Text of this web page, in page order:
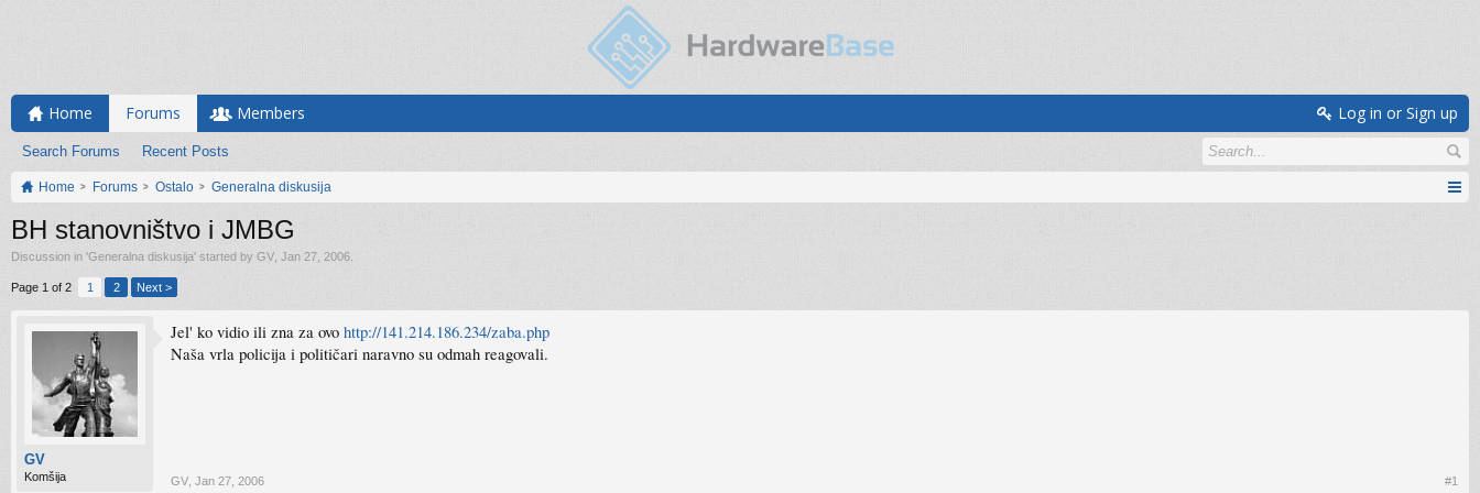
Home Forums
Search Forums Recent Posts
Members Log in or Sign up
Home Forums Ostalo Generalna diskusija
BH stanovništvo i JMBG
Discussion in 'Generalna diskusija' started by GV Jan 27, 2006
Page 1 of 2 1 2 Next >
GV
Komšija
Jel' ko vidio ili zna za ovo http://141.214.186.234/zaba.php
Naša vrla policija i političari naravno su odmah reagovali.
GV Jan 27, 2006 #1